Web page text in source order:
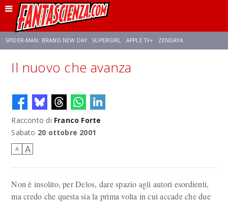
SPIDER-MAN: BRAND NEW DAY SUPERGIRL APPLE TV+ ZENDAYA
FRANCO RICCIARDIELLO AVENGERS: DOOMSDAY
STAR TREK: STRANGE NEW WORLDS
Il nuovo che avanza
Racconto di Franco Forte
Sabato 20 ottobre 2001
A A
Non è insolito, per Delos, dare spazio agli autori esordienti,
ma credo che questa sia la prima volta in cui accade che due